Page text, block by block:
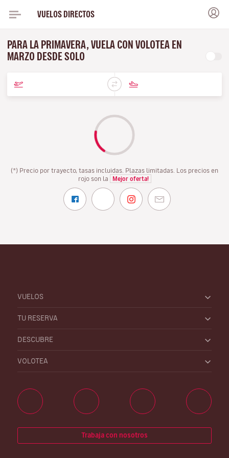
VUELOS DIRECTOS
PARA LA PRIMAVERA, VUELA CON VOLOTEA EN
MARZO DESDE SOLO
(*) Precio por trayecto, tasas incluidas. Plazas limitadas. Los precios en
rojo son la
Mejor oferta!
VUELOS
TU RESERVA
DESCUBRE
VOLOTEA
Trabaja con nosotros